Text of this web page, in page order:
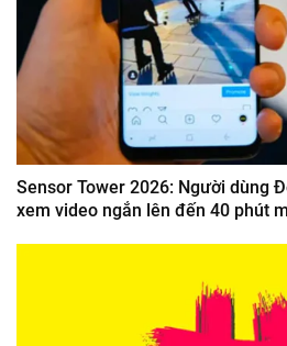
Sensor Tower 2026: Người dùng
xem video ngắn lên đến 40 phút